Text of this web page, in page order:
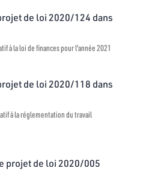
de loi 2020/124 dans
à la loi de finances pour l'année 2021
de loi 2020/118 dans
à la réglementation du travail
projet de loi 2020/005